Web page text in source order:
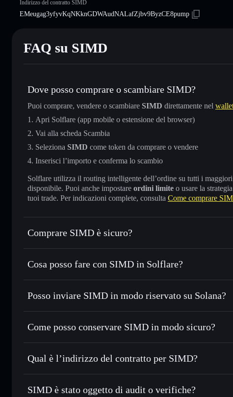
Indirizzo del contratto SIMD
EMeugag3yfyvKqNKknGDWAudNALafZjbv9ByzCE8pump
FAQ su SIMD
Dove posso comprare o scambiare SIMD?
Puoi comprare, vendere o scambiare SIMD direttamente nel
Apri Solflare (app mobile o estensione del browser)
Vai alla scheda Scambia
Seleziona SIMD come token da comprare o vendere
Inserisci l’importo e conferma lo scambio
Solflare utilizza il routing intelligente dell’ordine su tutti i
disponibile. Puoi anche impostare ordini limite o usare la strategia
tuoi trade. Per indicazioni complete, consulta Come comprare
Comprare SIMD è sicuro?
SIMD token verificato
Cosa posso fare con SIMD in Solflare?
SIMD
wallet Solflare
Scambiare istantaneamente— scambia SIMD in SOL, USDC
Usare il DCA— applica la strategia dollar-cost average su
Inviare in modo riservato— trasferisci SIMD senza collegare
privacy incorporato di Solflare
esclusivo controllo delle tue chiavi private
Posso inviare SIMD in modo riservato su Solana?
wallet Solflare Aggregatore di privacy
Come posso conservare SIMD in modo sicuro?
SIMD wallet
Qual è l’indirizzo del contratto per SIMD?
SIMD
EMeugag3yfyvKqNKknGDWAudNALafZjbv9ByzCE8pump
SIMD è stato oggetto di audit o verifiche?